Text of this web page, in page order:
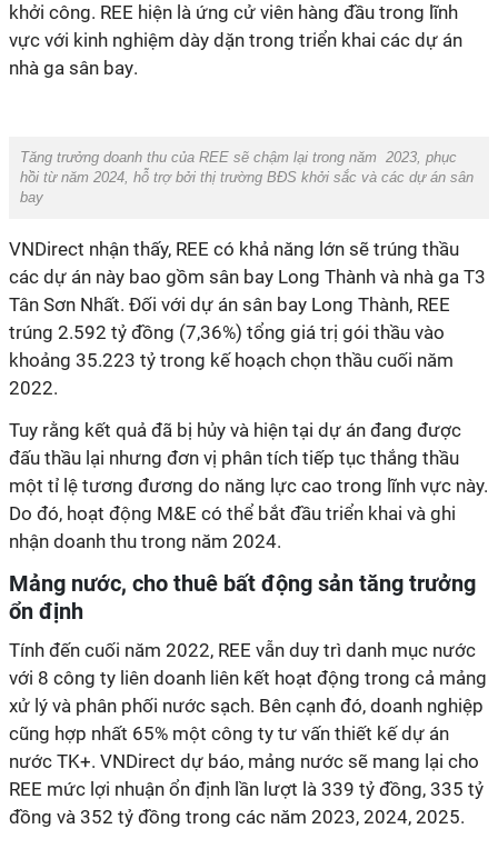
khởi công. REE hiện là ứng cử viên hàng đầu trong lĩnh
vực với kinh nghiệm dày dặn trong triển khai các dự án
nhà ga sân bay.
Tăng trưởng doanh thu của REE sẽ chậm lại trong năm 2023, phục
hồi từ năm 2024, hỗ trợ bởi thị trường BĐS khởi sắc và các dự án sân
bay
VNDirect nhận thấy, REE có khả năng lớn sẽ trúng thầu
các dự án này bao gồm sân bay Long Thành và nhà ga T3
Tân Sơn Nhất. Đối với dự án sân bay Long Thành, REE
trúng 2.592 tỷ đồng (7,36%) tổng giá trị gói thầu vào
khoảng 35.223 tỷ trong kế hoạch chọn thầu cuối năm
2022.
Tuy rằng kết quả đã bị hủy và hiện tại dự án đang được
đấu thầu lại nhưng đơn vị phân tích tiếp tục thắng thầu
một tỉ lệ tương đương do năng lực cao trong lĩnh vực này.
Do đó, hoạt động M&E có thể bắt đầu triển khai và ghi
nhận doanh thu trong năm 2024.
Mảng nước, cho thuê bất động sản tăng trưởng
ổn định
Tính đến cuối năm 2022, REE vẫn duy trì danh mục nước
với 8 công ty liên doanh liên kết hoạt động trong cả mảng
xử lý và phân phối nước sạch. Bên cạnh đó, doanh nghiệp
cũng hợp nhất 65% một công ty tư vấn thiết kế dự án
nước TK+. VNDirect dự báo, mảng nước sẽ mang lại cho
REE mức lợi nhuận ổn định lần lượt là 339 tỷ đồng, 335 tỷ
đồng và 352 tỷ đồng trong các năm 2023, 2024, 2025.